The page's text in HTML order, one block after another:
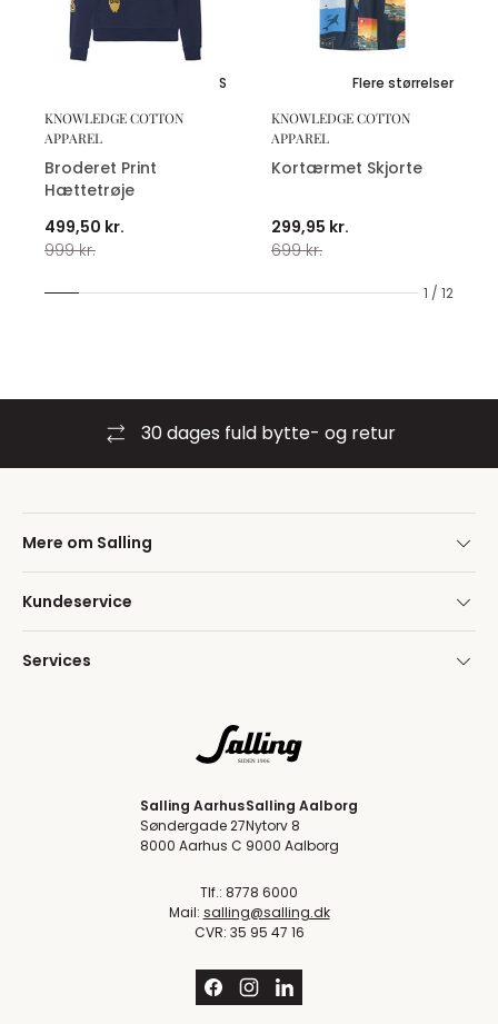
1 / 12
S
KNOWLEDGE COTTON
APPAREL
Broderet Print
Hættetrøje
499,50 kr.
999 kr.
Flere størrelser
KNOWLEDGE COTTON
APPAREL
Kortærmet Skjorte
299,95 kr.
699 kr.
30 dages fuld bytte- og retur
Mere om Salling
Kundeservice
Services
Salling Aarhus
Søndergade 27
8000 Aarhus C
Salling Aalborg
Nytorv 8
9000 Aalborg
Tlf.: 8778 6000
Mail: salling@salling.dk
CVR: 35 95 47 16